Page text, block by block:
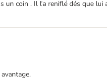
coin . Il l'a reniflé dés que lui